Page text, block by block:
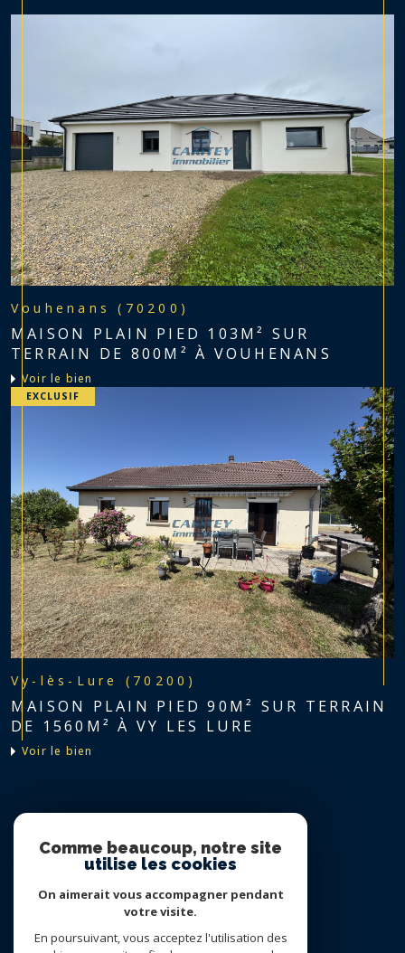
Vouhenans (70200)
MAISON PLAIN PIED 103M² SUR
TERRAIN DE 800M² À VOUHENANS
voir le bien
EXCLUSIF
Vy-lès-Lure (70200)
MAISON PLAIN PIED 90M² SUR TERRAIN
DE 1560M² À VY LES LURE
voir le bien
Comme beaucoup, notre site
utilise les cookies
On aimerait vous accompagner pendant
votre visite.
En poursuivant, vous acceptez l'utilisation des